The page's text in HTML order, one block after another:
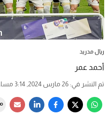
ريال مدريد
أحمد عمر
تم النشر في: 26 مارس 2024, 3:14 مساءً